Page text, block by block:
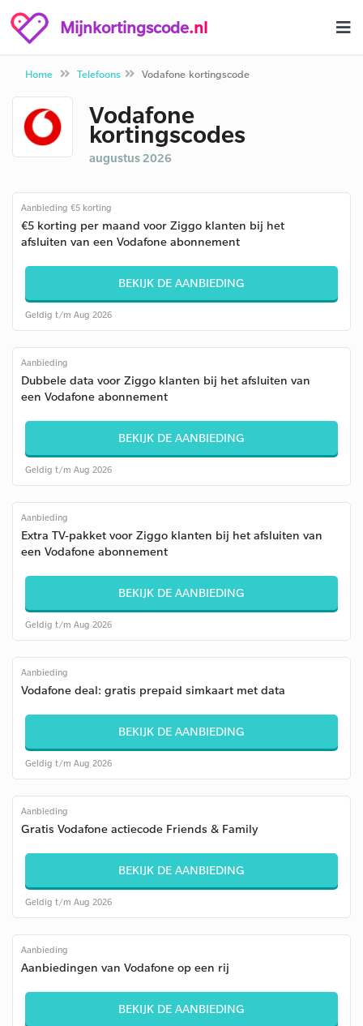
Mijnkortingscode.nl
Home Telefoons Vodafone kortingscode
Vodafone
kortingscodes
augustus 2026
Aanbieding €5 korting
€5 korting per maand voor Ziggo klanten bij het
afsluiten van een Vodafone abonnement
BEKIJK DE AANBIEDING
Geldig t/m Aug 2026
Aanbieding
Dubbele data voor Ziggo klanten bij het afsluiten van
een Vodafone abonnement
BEKIJK DE AANBIEDING
Geldig t/m Aug 2026
Aanbieding
Extra TV-pakket voor Ziggo klanten bij het afsluiten van
een Vodafone abonnement
BEKIJK DE AANBIEDING
Geldig t/m Aug 2026
Aanbieding
Vodafone deal: gratis prepaid simkaart met data
BEKIJK DE AANBIEDING
Geldig t/m Aug 2026
Aanbieding
Gratis Vodafone actiecode Friends & Family
BEKIJK DE AANBIEDING
Geldig t/m Aug 2026
Aanbieding
Aanbiedingen van Vodafone op een rij
BEKIJK DE AANBIEDING